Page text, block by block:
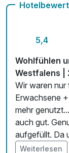
Kinder-
pro Nacht
pro
Massage
Obstkorb
pro Zimmer
Mit Hotelbar5,4
Wohlfühlen
Westfalens |
Wir waren nur
Erwachsene
mehr
auch gut.
aufgefüllt. Da unser Zimmer genau oberhalb des
Eingangs
Weiterlesen